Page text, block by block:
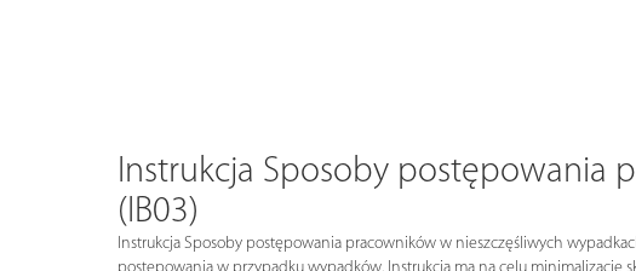
Instrukcja Sposoby postępowania
(IB03)
Instrukcja Sposoby postępowania pracowników w nieszczęśliwych